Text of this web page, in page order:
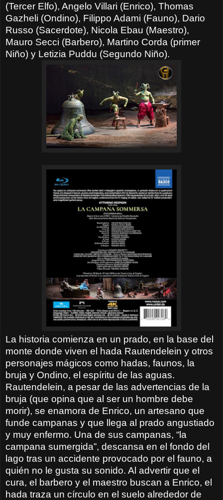
(Tercer Elfo), Angelo Villari (Enrico), Thomas
Gazheli (Ondino), Filippo Adami (Fauno), Dario
Russo (Sacerdote), Nicola Ebau (Maestro),
Mauro Secci (Barbero), Martino Corda (primer
Niño) y Letizia Puddu (Segundo Niño).
La historia comienza en un prado, en la base del
monte donde viven el hada Rautendelein y otros
personajes mágicos como hadas, faunos, la
bruja y Ondino, el espíritu de las aguas.
Rautendelein, a pesar de las advertencias de la
bruja (que opina que al ser un hombre debe
morir), se enamora de Enrico, un artesano que
funde campanas y que llega al prado angustiado
y muy enfermo. Una de sus campanas, “la
campana sumergida”, descansa en el fondo del
lago tras un accidente provocado por el fauno, a
quién no le gusta su sonido. Al advertir que el
cura, el barbero y el maestro buscan a Enrico, el
hada traza un círculo en el suelo alrededor de